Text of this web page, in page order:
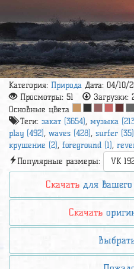
Категория: Природа Дата: 04/10/
Просмотры: 51 Загрузки:
Основные цвета
Теги: закат (3654), музыка
play (492), waves (428), surfer (35)
крушение (2), foreground (1),
Популярные размеры:
VK
Скачать для
Скачать